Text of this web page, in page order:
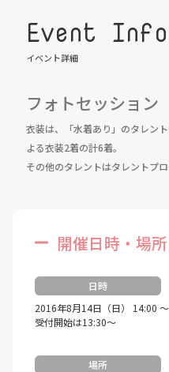
Event
イベント詳細
フォトセッション
衣装は、「水着あり」のタレン
よる衣装2着の計6着。
その他のタレントはタレントプ
開催日時・場
日時
2016年8月14日（日） 14:00
受付開始は13:30～
場所